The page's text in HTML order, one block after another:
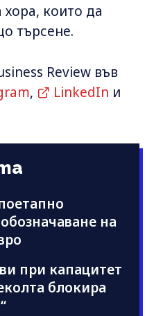
които да
търсене.
Review във
, LinkedIn и
на
при капацитет
блокира